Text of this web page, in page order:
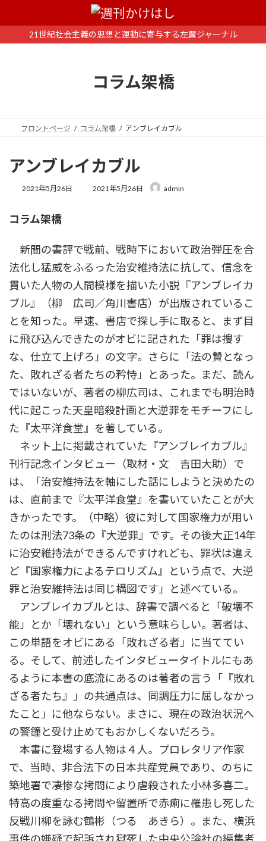
ン
ー
21世紀社会主義の思想と運動に寄与する左翼ジャーナル
コラム架橋
フロントページ コラム架橋 アンブレイカブル
アンブレイカブル
2021年5月26日
最
:
2021年5月26日 admin
コラム架橋
新聞の書評で戦前、戦時下において政治弾圧を合
法化し猛威をふるった治安維持法に抗して、信念を
貫いた人物の人間模様を描いた小説『アンブレイカ
ブル』（柳 広司／角川書店）が出版されているこ
とを知った。早速、書店で探し手に取ると、まず目
に飛び込んできたのがオビに記された「罪は捜す
な、仕立て上げろ」の文字。さらに「法の贄となっ
た、敗れざる者たちの矜恃」とあった。まだ、読ん
ではいないが、著者の柳広司は、これまでも明治時
代に起こった天皇暗殺計画と大逆罪をモチーフにし
た『太平洋食堂』を著している。
ネット上に掲載されていた『アンブレイカブル』
刊行記念インタビュー（取材・文 吉田大助）で
は、「治安維持法を軸にした話にしようと決めたの
は、直前まで『太平洋食堂』を書いていたことが大
きかったです。（中略）彼に対して国家権力が用い
たのは刑法73条の『大逆罪』です。その後大正14年
に治安維持法ができるんですけれども、罪状は違え
ど『国家権力によるテロリズム』という点で、大逆
罪と治安維持法は同じ構図です」と述べている。
アンブレイカブルとは、辞書で調べると「破壊不
能」とか「壊れない」という意味らしい。著者は、
この単語をオビにある「敗れざる者」に当ててい
る。そして、前述したインタビュータイトルにもあ
るように本書の底流にあるのは著者の言う「『敗れ
ざる者たち』」の共通点は、同調圧力に屈しなかっ
たこと」に他ならない。まさに、現在の政治状況へ
の警鐘と受け止めてもおかしくないだろう。
本書に登場する人物は４人。プロレタリア作家
で、当時、非合法下の日本共産党員であり、のちに
築地署で凄惨な拷問により虐殺された小林多喜二。
特高の度重なる拷問や留置所で赤痢に罹患し死した
反戦川柳を詠む鶴彬（つる あきら）。また、横浜